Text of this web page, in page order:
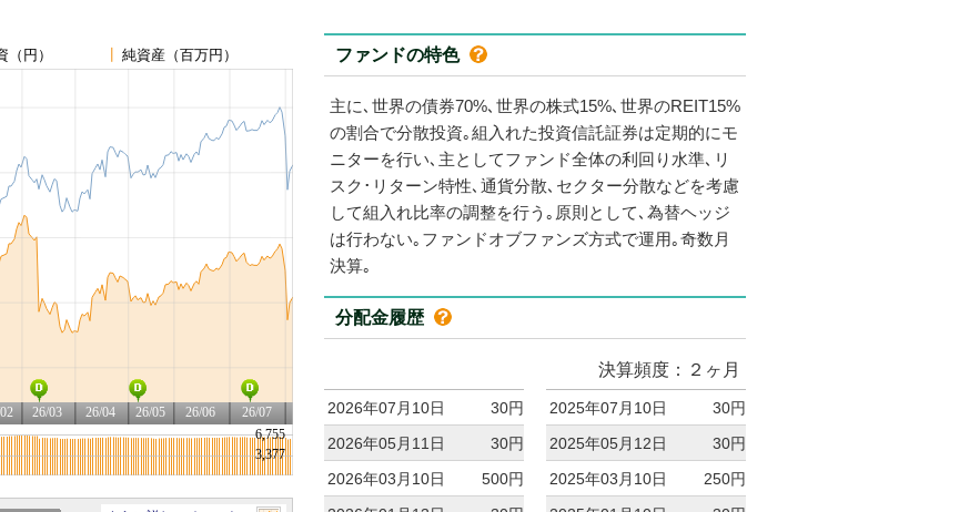
ファンドの特色
主に､世界の債券70%､世界の株式15%､世界のREIT15%
の割合で分散投資｡組入れた投資信託証券は定期的にモ
ニターを行い､主としてファンド全体の利回り水準､リ
スク･リターン特性､通貨分散､セクター分散などを考慮
して組入れ比率の調整を行う｡原則として､為替ヘッジ
は行わない｡ファンドオブファンズ方式で運用｡奇数月
決算｡
分配金履歴
決算頻度：２ヶ月
2026年07月10日
30円
2026年05月11日
30円
2026年03月10日
500円
2025年07月10日
30円
2025年05月12日
30円
2025年03月10日
250円